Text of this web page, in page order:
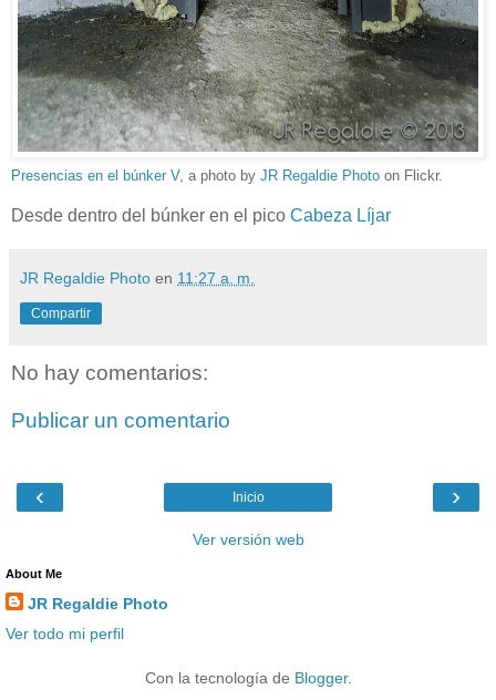
Presencias en el búnker V, a photo by JR Regaldie Photo on Flickr.
Desde dentro del búnker en el pico Cabeza Líjar
JR Regaldie Photo en 11:27 a. m.
Compartir
No hay comentarios:
Publicar un comentario
‹ ›
Inicio
Ver versión web
About Me
JR Regaldie Photo
Ver todo mi perfil
Con la tecnología de Blogger.